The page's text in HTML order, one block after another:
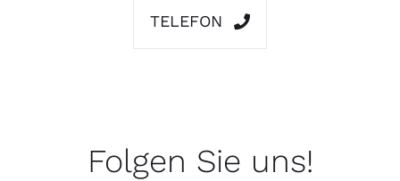
TELEFON
Folgen Sie uns!